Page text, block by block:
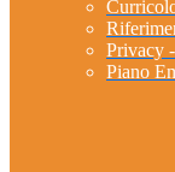
Privacy
Piano